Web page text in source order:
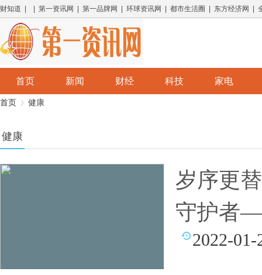
财知道 | | 第一资讯网 | 第一品牌网 | 环球资讯网 | 都市生活圈 | 东方经济网 |
首页 新闻 财经 科技 家电
首页 健康
健康
岁序更
守护者
2022-01-